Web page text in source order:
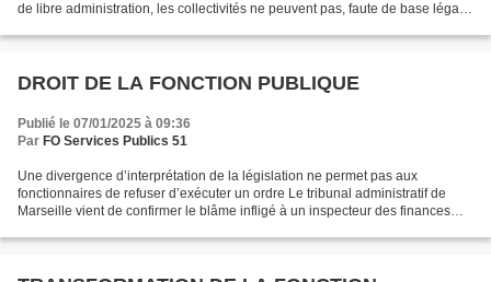
de libre administration, les collectivités ne peuvent pas, faute de base légale,
DROIT DE LA FONCTION PUBLIQUE
Publié le 07/01/2025 à 09:36
Par FO Services Publics 51
Une divergence d’interprétation de la législation ne permet pas aux
fonctionnaires de refuser d’exécuter un ordre Le tribunal administratif de
Marseille vient de confirmer le blâme infligé à un inspecteur des finances